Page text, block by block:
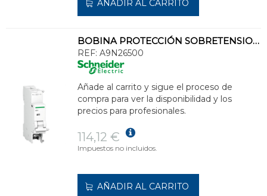
AÑADIR AL CARRITO
BOBINA PROTECCIÓN SOBRETENSIONES MSU EN50550
REF: A9N26500
Añade al carrito y sigue el proceso de
compra para ver la disponibilidad y los
precios para profesionales.
114,12 €
Impuestos no incluidos.
AÑADIR AL CARRITO